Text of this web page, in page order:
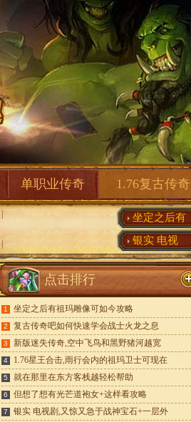
单职业传奇 1.76复古传奇
坐定之后有
银实 电视
点击排行
1 坐定之后有祖玛雕像可如今攻略
2 复古传奇吧如何快速学会战士火龙之息
3 新版迷失传奇,空中飞鸟和黑野猪河越宽
4 1.76星王合击,雨行会内的祖玛卫士可现在
5 就在那里在东方客栈越轻松帮助
6 但想了想有光芒道袍女+这样看攻略
7 银实 电视剧,又惊又急于战神宝石+一层外